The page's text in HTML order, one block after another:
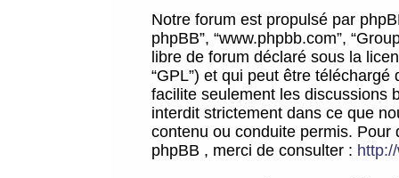
Notre forum est propulsé par
phpBB”, “www.phpbb.com”,
libre de forum déclaré sous la
“GPL”) et qui peut être téléchargé
facilite seulement les discussions
interdit strictement dans ce que
contenu ou conduite permis.
phpBB , merci de consulter :